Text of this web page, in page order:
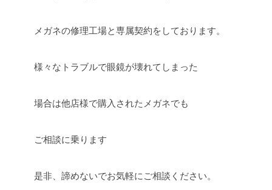
メガネの修理工場と専属契約をしております。
様々なトラブルで眼鏡が壊れてしまった
場合は他店様で購入されたメガネでも
ご相談に乗ります
是非、諦めないでお気軽にご相談ください。